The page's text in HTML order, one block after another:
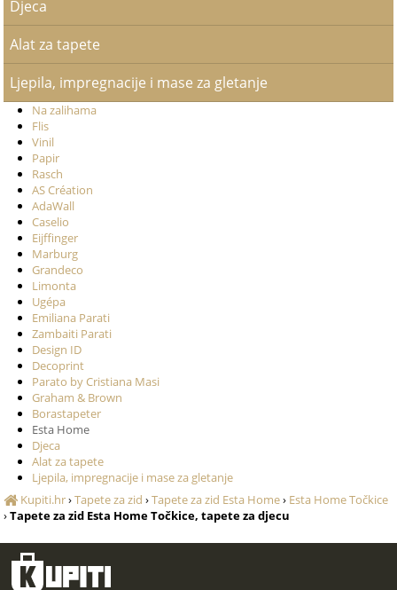
Djeca
Alat za tapete
Ljepila, impregnacije i mase za gletanje
Na zalihama
Flis
Vinil
Papir
Rasch
AS Création
AdaWall
Caselio
Eijffinger
Marburg
Grandeco
Limonta
Ugépa
Emiliana Parati
Zambaiti Parati
Design ID
Decoprint
Parato by Cristiana Masi
Graham & Brown
Borastapeter
Esta Home
Djeca
Alat za tapete
Ljepila, impregnacije i mase za gletanje
Kupiti.hr›Tapete za zid ›Tapete za zid Esta Home› Esta Home Točkice
›Tapete za zid Esta Home Točkice, tapete za djecu